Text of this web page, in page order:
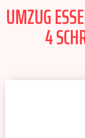
UMZUG
4